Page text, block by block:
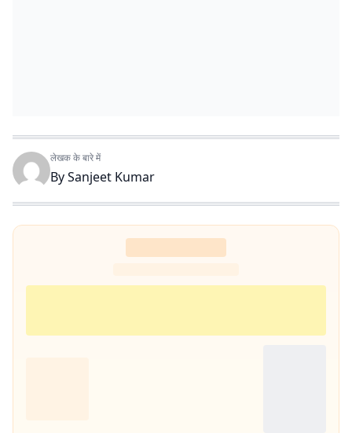
लेखक के बारे में
BySanjeet Kumar